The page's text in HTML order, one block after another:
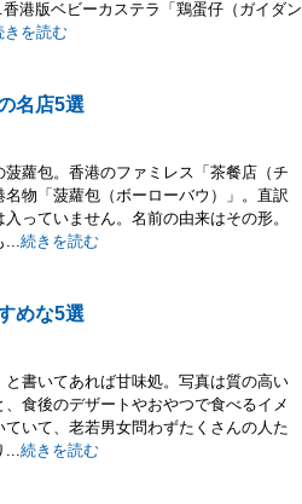
港版ベビーカステラ「鶏蛋仔（ガイダン
きを読む
名店5選
蘿包。香港のファミレス「茶餐店（チ
物「菠蘿包（ボーローバウ）」。直訳
っていません。名前の由来はその形。
...続きを読む
めな5選
書いてあれば甘味処。写真は質の高い
食後のデザートやおやつで食べるイメ
いて、老若男女問わずたくさんの人た
...続きを読む